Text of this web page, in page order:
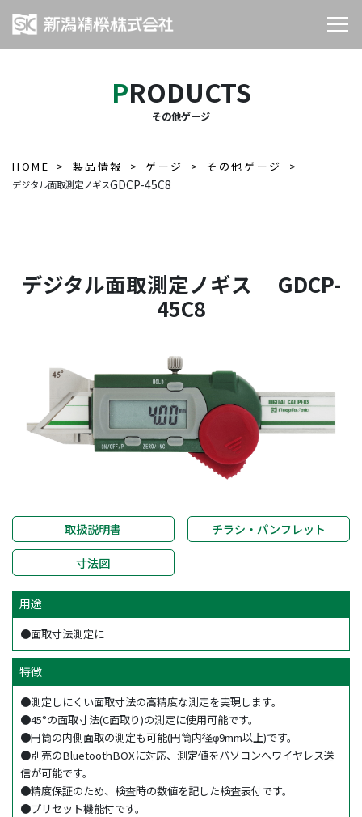
PRODUCTS
その他ゲージ
HOME 製品情報 ゲージ その他ゲージ
デジタル面取測定ノギスGDCP-45C8
デジタル面取測定ノギス GDCP-
45C8
取扱説明書 チラシ・パンフレット
寸法図
用途
●面取寸法測定に
特徴
●測定しにくい面取寸法の高精度な測定を実現します。
●45°の面取寸法(C面取り)の測定に使用可能です。
●円筒の内側面取の測定も可能(円筒内径φ9mm以上)です。
●別売のBluetoothBOXに対応、測定値をパソコンへワイヤレス送
信が可能です。
●精度保証のため、検査時の数値を記した検査表付です。
●プリセット機能付です。